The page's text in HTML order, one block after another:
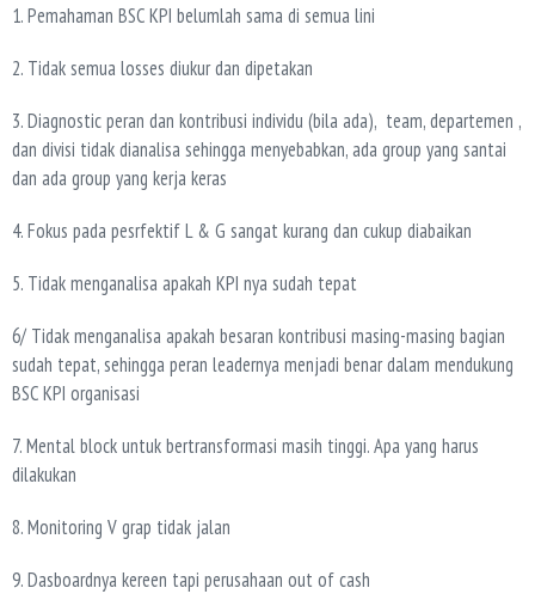
1. Pemahaman BSC KPI belumlah sama di semua lini
2. Tidak semua losses diukur dan dipetakan
3. Diagnostic peran dan kontribusi individu (bila ada), team, departemen ,
dan divisi tidak dianalisa sehingga menyebabkan, ada group yang santai
dan ada group yang kerja keras
4. Fokus pada pesrfektif L & G sangat kurang dan cukup diabaikan
5. Tidak menganalisa apakah KPI nya sudah tepat
6/ Tidak menganalisa apakah besaran kontribusi masing-masing bagian
sudah tepat, sehingga peran leadernya menjadi benar dalam mendukung
BSC KPI organisasi
7. Mental block untuk bertransformasi masih tinggi. Apa yang harus
dilakukan
8. Monitoring V grap tidak jalan
9. Dasboardnya kereen tapi perusahaan out of cash